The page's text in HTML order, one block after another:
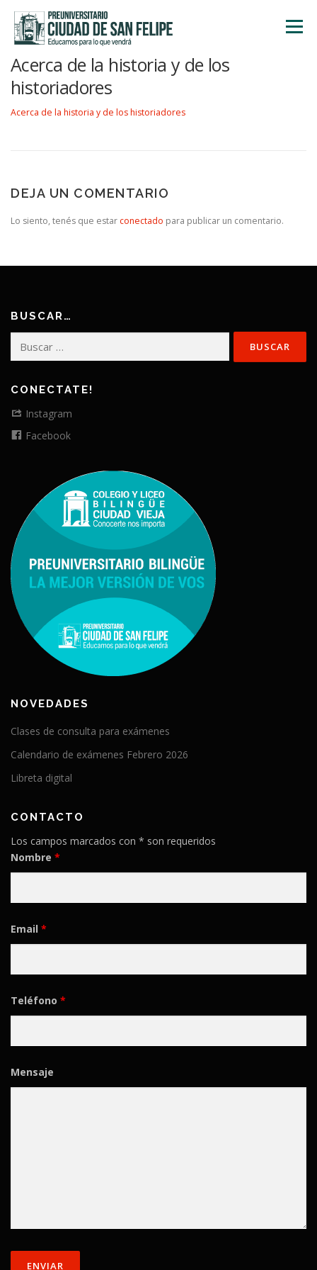
contenido
Menú
INICIO NOSOTROS
Acerca de la historia y de los
historiadores
Acerca de la historia y de los historiadores
DEJA UN COMENTARIO
Lo siento, tenés que estar conectado para publicar un comentario.
BUSCAR…
CONECTATE!
Instagram
Facebook
NOVEDADES
Clases de consulta para exámenes
Calendario de exámenes Febrero 2026
Libreta digital
CONTACTO
Los campos marcados con * son requeridos
Nombre *
Email *
Teléfono *
Mensaje